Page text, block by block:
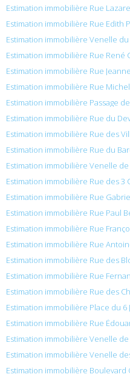
Estimation immobilière Rue
Estimation immobilière Rue Edith
Estimation immobilière Venelle
Estimation immobilière Rue René
Estimation immobilière Rue
Estimation immobilière Rue
Estimation immobilière Passage
Estimation immobilière Rue du
Estimation immobilière Rue des
Estimation immobilière Rue du
Estimation immobilière Venelle
Estimation immobilière Rue des 3
Estimation immobilière Rue
Estimation immobilière Rue Paul
Estimation immobilière Rue
Estimation immobilière Rue
Estimation immobilière Rue des
Estimation immobilière Rue
Estimation immobilière Rue des
Estimation immobilière Place du 6
Estimation immobilière Rue
Estimation immobilière Venelle
Estimation immobilière Venelle
Estimation immobilière Boulevard